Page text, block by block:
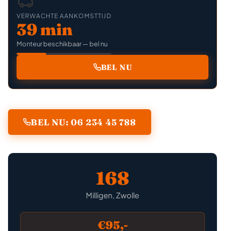
VERWACHTE AANKOMSTTIJD
39 min
Monteur beschikbaar — bel nu
BEL NU
BEL NU: 06 234 45 788
168
Milligen, Zwolle
€95,-